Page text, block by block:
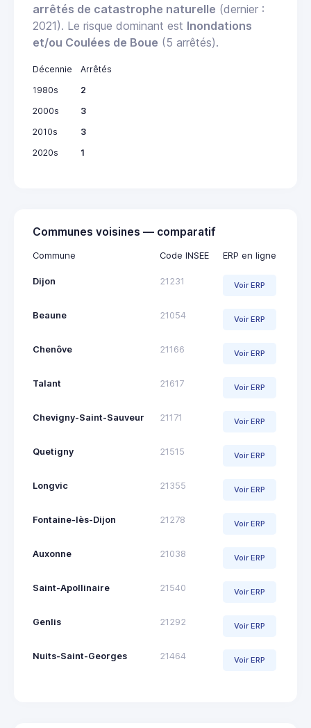
arrêtés de catastrophe naturelle (dernier :
2021). Le risque dominant est Inondations
et/ou Coulées de Boue (5 arrêtés).
Décennie
Arrêtés
1980s
2
2000s
3
2010s
3
2020s
1
Communes voisines — comparatif
Commune Code INSEE ERP en ligne
Dijon 21231 Voir ERP
Beaune 21054 Voir ERP
Chenôve 21166 Voir ERP
Talant 21617 Voir ERP
Chevigny-Saint-Sauveur 21171 Voir ERP
Quetigny 21515 Voir ERP
Longvic 21355 Voir ERP
Fontaine-lès-Dijon 21278 Voir ERP
Auxonne 21038 Voir ERP
Saint-Apollinaire 21540 Voir ERP
Genlis 21292 Voir ERP
Nuits-Saint-Georges 21464 Voir ERP